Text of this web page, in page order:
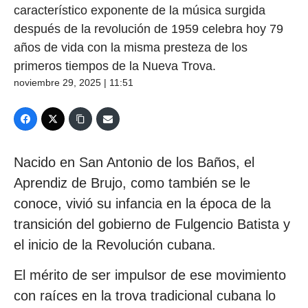
característico exponente de la música surgida
después de la revolución de 1959 celebra hoy 79
años de vida con la misma presteza de los
primeros tiempos de la Nueva Trova.
noviembre 29, 2025 | 11:51
Nacido en San Antonio de los Baños, el
Aprendiz de Brujo, como también se le
conoce, vivió su infancia en la época de la
transición del gobierno de Fulgencio Batista y
el inicio de la Revolución cubana.
El mérito de ser impulsor de ese movimiento
con raíces en la trova tradicional cubana lo